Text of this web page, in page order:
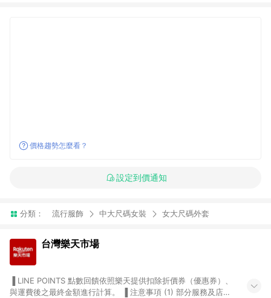
價格趨勢怎麼看？
設定到價通知
分類： 流行服飾 中大尺碼女裝 女大尺碼外套
台灣樂天市場
與運費後之最終金額進行計算。 ▐ 注意事項 (1) 部分服務及店家